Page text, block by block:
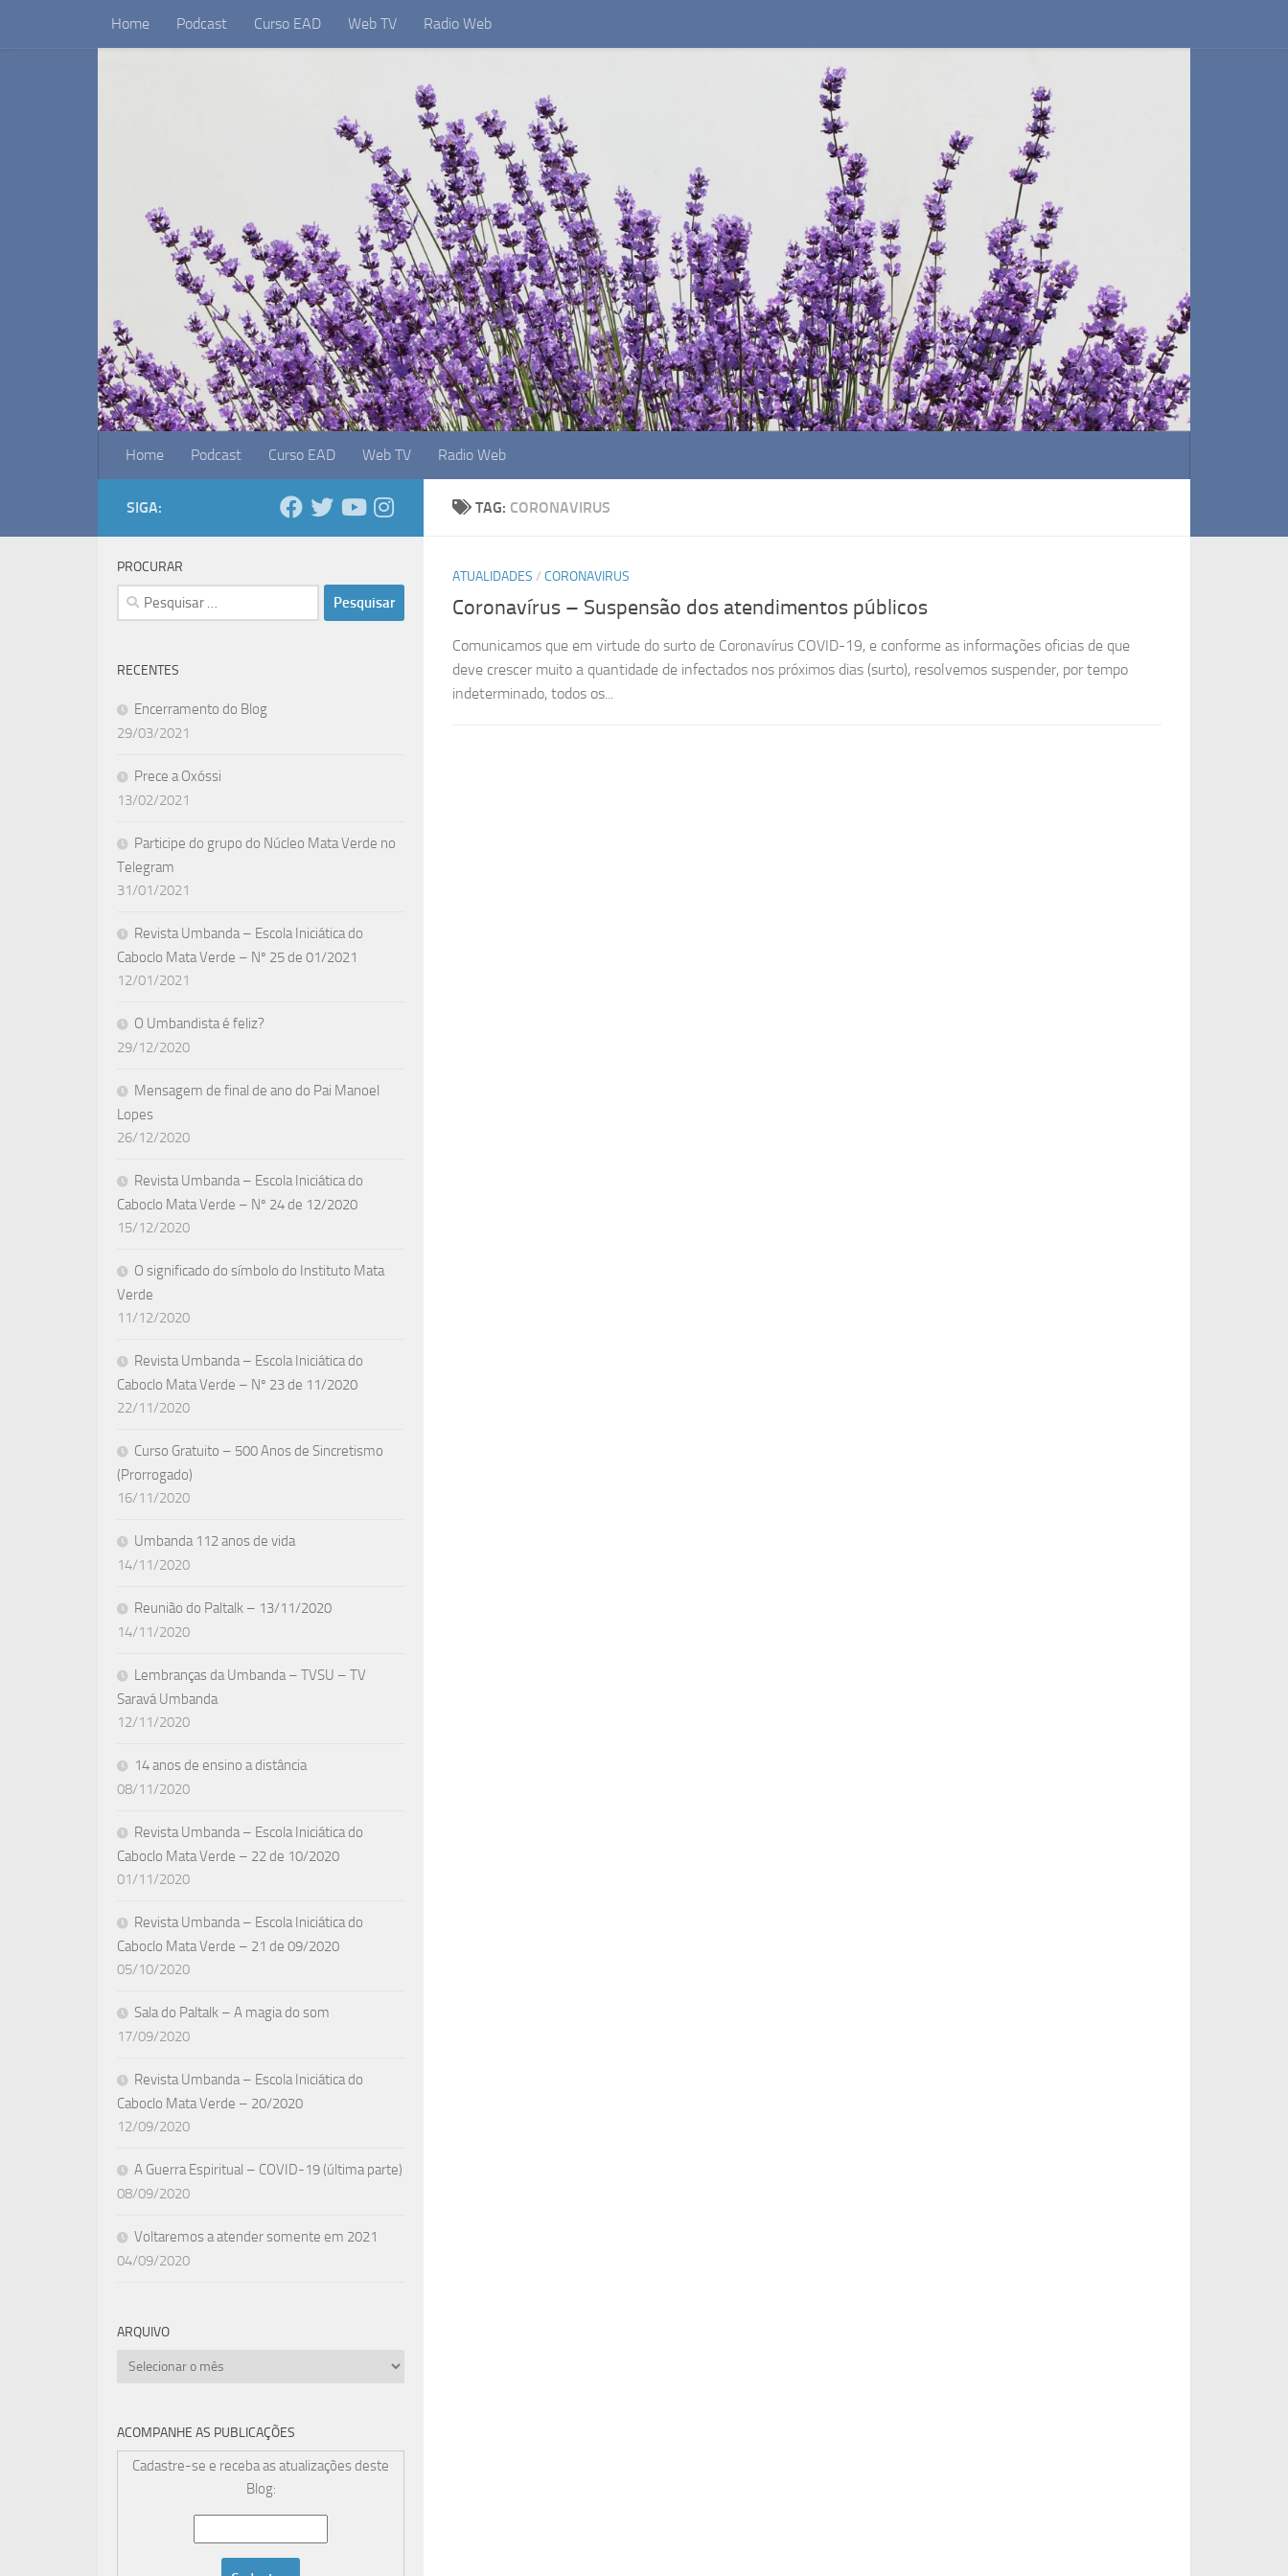
Skip to contentHome Podcast Curso EAD Web TV Radio Web
Home Podcast Curso EAD Web TV Radio Web
TAG: CORONAVIRUS
ATUALIDADES / CORONAVIRUS
Coronavírus – Suspensão dos atendimentos públicos
Comunicamos que em virtude do surto de Coronavírus COVID-19, e conforme as informações oficias de que
deve crescer muito a quantidade de infectados nos próximos dias (surto), resolvemos suspender, por tempo
indeterminado, todos os...
SIGA:
PROCURAR
Pesquisar
por:
RECENTES
Encerramento do Blog
29/03/2021
Prece a Oxóssi
13/02/2021
Participe do grupo do Núcleo Mata Verde no
Telegram
31/01/2021
Revista Umbanda – Escola Iniciática do
Caboclo Mata Verde – Nº 25 de 01/2021
12/01/2021
O Umbandista é feliz?
29/12/2020
Mensagem de final de ano do Pai Manoel
Lopes
26/12/2020
Revista Umbanda – Escola Iniciática do
Caboclo Mata Verde – Nº 24 de 12/2020
15/12/2020
O significado do símbolo do Instituto Mata
Verde
11/12/2020
Revista Umbanda – Escola Iniciática do
Caboclo Mata Verde – Nº 23 de 11/2020
22/11/2020
Curso Gratuito – 500 Anos de Sincretismo
(Prorrogado)
16/11/2020
Umbanda 112 anos de vida
14/11/2020
Reunião do Paltalk – 13/11/2020
14/11/2020
Lembranças da Umbanda – TVSU – TV
Saravá Umbanda
12/11/2020
14 anos de ensino a distância
08/11/2020
Revista Umbanda – Escola Iniciática do
Caboclo Mata Verde – 22 de 10/2020
01/11/2020
Revista Umbanda – Escola Iniciática do
Caboclo Mata Verde – 21 de 09/2020
05/10/2020
Sala do Paltalk – A magia do som
17/09/2020
Revista Umbanda – Escola Iniciática do
Caboclo Mata Verde – 20/2020
12/09/2020
A Guerra Espiritual – COVID-19 (última parte)
08/09/2020
Voltaremos a atender somente em 2021
04/09/2020
ARQUIVO
Arquivo
ACOMPANHE AS PUBLICAÇÕES
Cadastre-se e receba as atualizações deste
Blog: